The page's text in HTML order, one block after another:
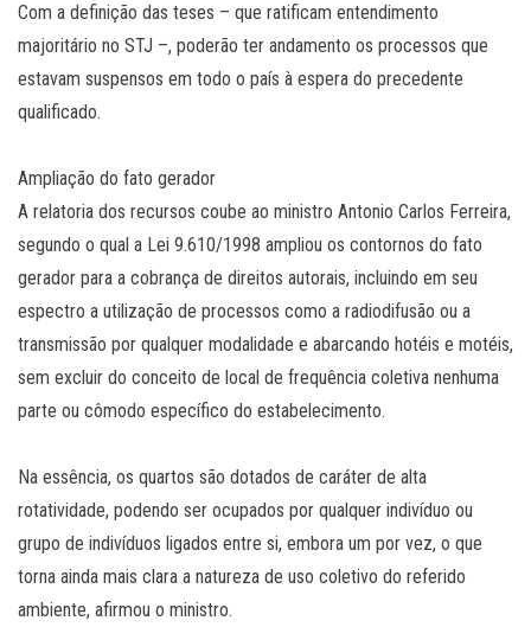
Com a definição das teses – que ratificam entendimento
majoritário no STJ –, poderão ter andamento os processos que
estavam suspensos em todo o país à espera do precedente
qualificado.
Ampliação do fato g​​erador
A relatoria dos recursos coube ao ministro Antonio Carlos Ferreira,
segundo o qual a Lei 9.610/1998 ampliou os contornos do fato
gerador para a cobrança de direitos autorais, incluindo em seu
espectro a utilização de processos como a radiodifusão ou a
transmissão por qualquer modalidade e abarcando hotéis e motéis,
sem excluir do conceito de local de frequência coletiva nenhuma
parte ou cômodo específico do estabelecimento.
Na essência, os quartos são dotados de caráter de alta
rotatividade, podendo ser ocupados por qualquer indivíduo ou
grupo de indivíduos ligados entre si, embora um por vez, o que
torna ainda mais clara a natureza de uso coletivo do referido
ambiente, afirmou o ministro.